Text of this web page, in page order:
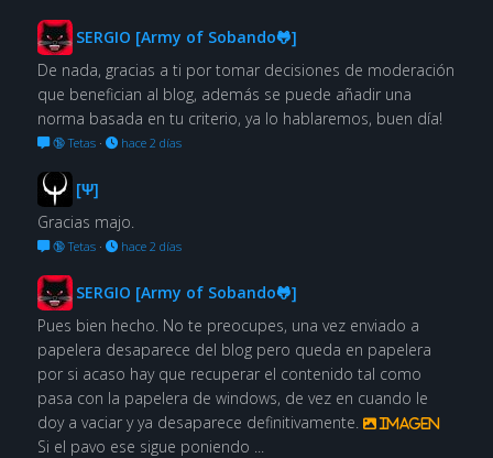
SERGIO [Army of Sobando🐸]
De nada, gracias a ti por tomar decisiones de moderación
que benefician al blog, además se puede añadir una
norma basada en tu criterio, ya lo hablaremos, buen día!
🔞 Tetas· hace 2 días
[Ψ]
Gracias majo.
🔞 Tetas· hace 2 días
SERGIO [Army of Sobando🐸]
Pues bien hecho. No te preocupes, una vez enviado a
papelera desaparece del blog pero queda en papelera
por si acaso hay que recuperar el contenido tal como
pasa con la papelera de windows, de vez en cuando le
doy a vaciar y ya desaparece definitivamente.
Imagen
Si el pavo ese sigue poniendo ...